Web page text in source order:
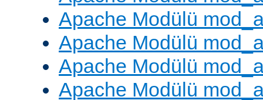
Apache Modülü
Apache Modülü
Apache Modülü
Apache Modülü